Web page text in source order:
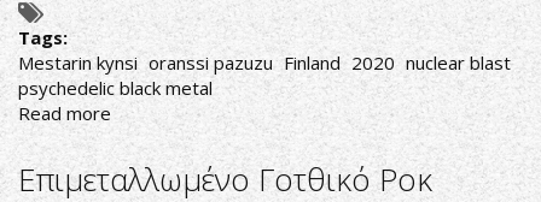
Tags:
Mestarin kynsi oranssi pazuzu Finland 2020 nuclear blast
psychedelic black metal
Read more about
ΨΥΧΕΔΕΛΙΚΟ
(BLACK)
METAL
Επιμεταλλωμένο Γοτθικό Ροκ